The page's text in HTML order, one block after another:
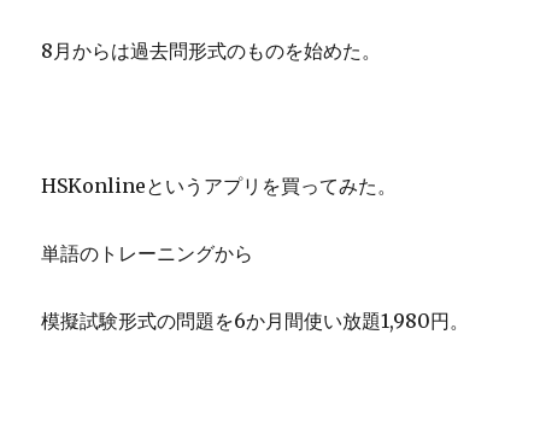
8月からは過去問形式のものを始めた。
HSKonlineというアプリを買ってみた。
単語のトレーニングから
模擬試験形式の問題を6か月間使い放題1,980円。